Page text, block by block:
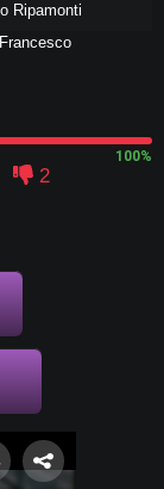
Ripamonti
100%
2